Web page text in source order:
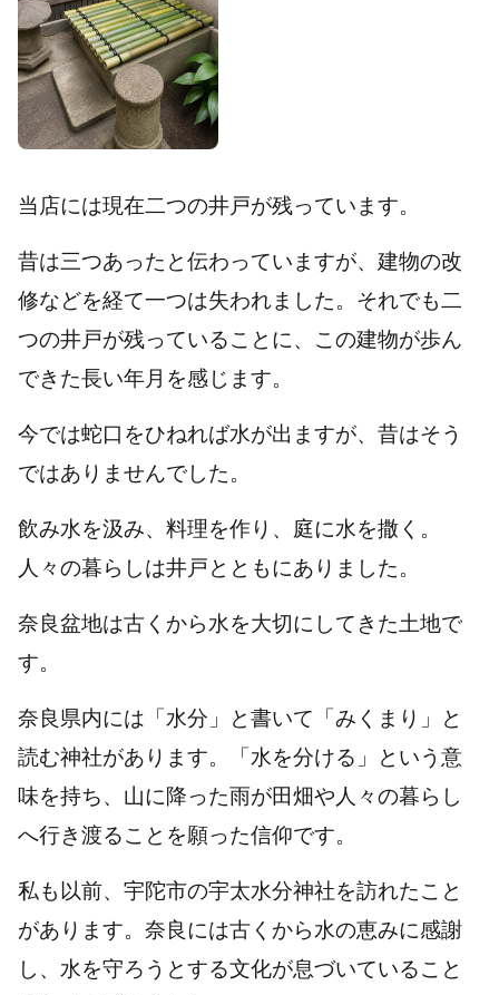
当店には現在二つの井戸が残っています。
昔は三つあったと伝わっていますが、建物の改
修などを経て一つは失われました。それでも二
つの井戸が残っていることに、この建物が歩ん
できた長い年月を感じます。
今では蛇口をひねれば水が出ますが、昔はそう
ではありませんでした。
飲み水を汲み、料理を作り、庭に水を撒く。
人々の暮らしは井戸とともにありました。
奈良盆地は古くから水を大切にしてきた土地で
す。
奈良県内には「水分」と書いて「みくまり」と
読む神社があります。「水を分ける」という意
味を持ち、山に降った雨が田畑や人々の暮らし
へ行き渡ることを願った信仰です。
私も以前、宇陀市の宇太水分神社を訪れたこと
があります。奈良には古くから水の恵みに感謝
し、水を守ろうとする文化が息づいていること